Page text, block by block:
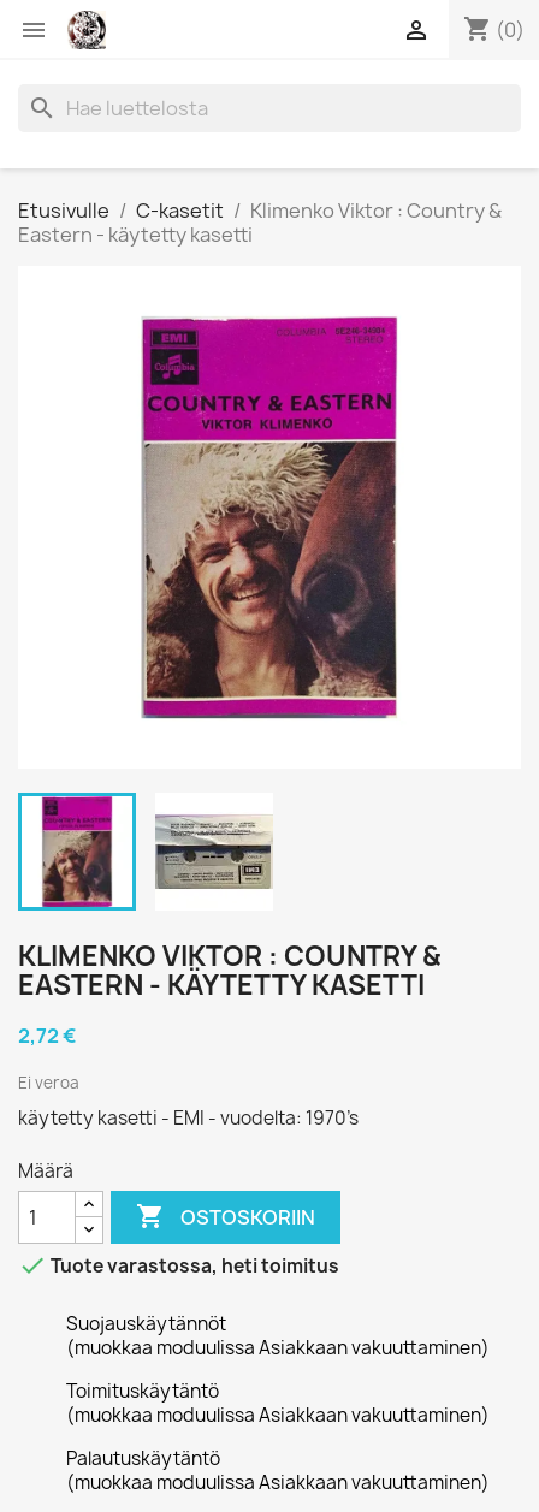
 shopping_cart (0)

search
Etusivulle C-kasetit
Klimenko Viktor : Country &
Eastern - käytetty kasetti
KLIMENKO VIKTOR : COUNTRY &
EASTERN - KÄYTETTY KASETTI
2,72 €
Ei veroa
käytetty kasetti - EMI - vuodelta: 1970’s
Määrä
 OSTOSKORIIN
 Tuote varastossa, heti toimitus
Suojauskäytännöt
(muokkaa moduulissa Asiakkaan vakuuttaminen)
Toimituskäytäntö
(muokkaa moduulissa Asiakkaan vakuuttaminen)
Palautuskäytäntö
(muokkaa moduulissa Asiakkaan vakuuttaminen)